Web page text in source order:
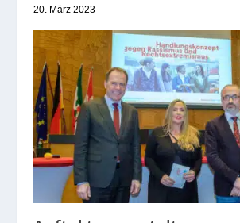
20. März 2023